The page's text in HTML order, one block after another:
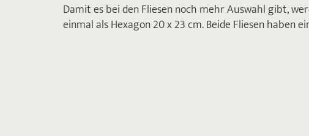
Damit es bei den Fliesen noch mehr Auswahl gibt,
einmal als Hexagon 20 x 23 cm. Beide Fliesen haben